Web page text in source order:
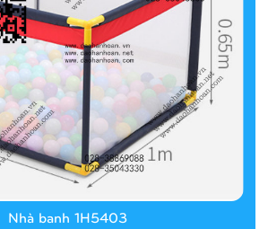
Nhà banh 1H5403